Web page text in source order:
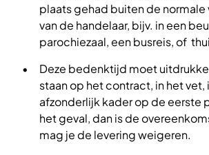
plaats gehad buiten de
van de handelaar, bijv. in een
parochiezaal, een busreis, of
Deze bedenktijd moet
staan op het contract, in het vet,
afzonderlijk kader op de eerste
het geval, dan is de
mag je de levering weigeren.